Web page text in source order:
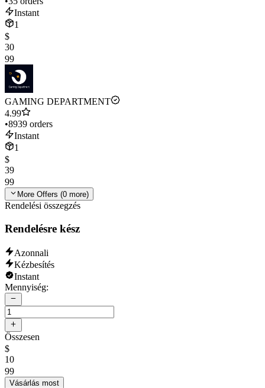
Instant
1
$
30
99
GAMING DEPARTMENT
4.99
•8939 orders
Instant
1
$
39
99
More Offers (0 more)
Rendelési összegzés
Rendelésre kész
Azonnali
Kézbesítés
Instant
Mennyiség:
Összesen
$
10
99
Vásárlás most